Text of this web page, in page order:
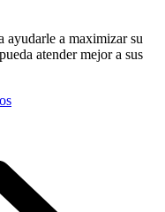
ayudarle a maximizar su
atender mejor a sus